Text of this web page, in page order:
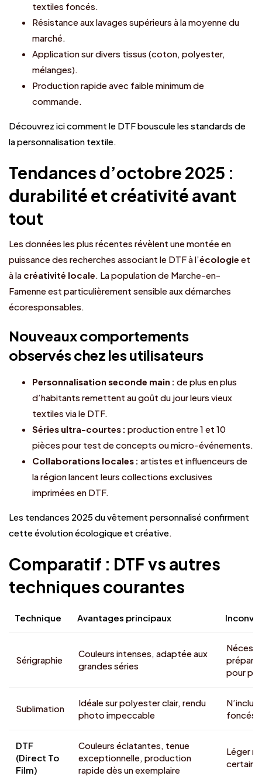
textiles foncés.
Résistance aux lavages supérieurs à la moyenne du
marché.
Application sur divers tissus (coton, polyester,
mélanges).
Production rapide avec faible minimum de
commande.
Découvrez ici comment le DTF bouscule les standards de
la personnalisation textile.
Tendances d’octobre 2025 :
durabilité et créativité avant
tout
Les données les plus récentes révèlent une montée en
puissance des recherches associant le DTF à l’écologie et
à la créativité locale. La population de Marche-en-
Famenne est particulièrement sensible aux démarches
écoresponsables.
Nouveaux comportements
observés chez les utilisateurs
Personnalisation seconde main : de plus en plus
d’habitants remettent au goût du jour leurs vieux
textiles via le DTF.
Séries ultra-courtes : production entre 1 et 10
pièces pour test de concepts ou micro-événements.
Collaborations locales : artistes et influenceurs de
la région lancent leurs collections exclusives
imprimées en DTF.
Les tendances 2025 du vêtement personnalisé confirment
cette évolution écologique et créative.
Comparatif : DTF vs autres
techniques courantes
Technique Avantages principaux
Sérigraphie
Couleurs intenses, adaptée aux
grandes séries
pour
Sublimation
Idéale sur polyester clair, rendu
photo impeccable
foncés
DTF
(Direct To
Film)
Couleurs éclatantes, tenue
exceptionnelle, production
rapide dès un exemplaire
Léger
certains